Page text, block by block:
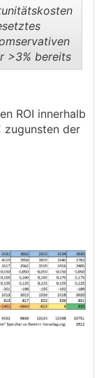
kaum noch.
steigen 3%
10 Jahre
>3% bereits
ROI innerhalb
zugunsten der